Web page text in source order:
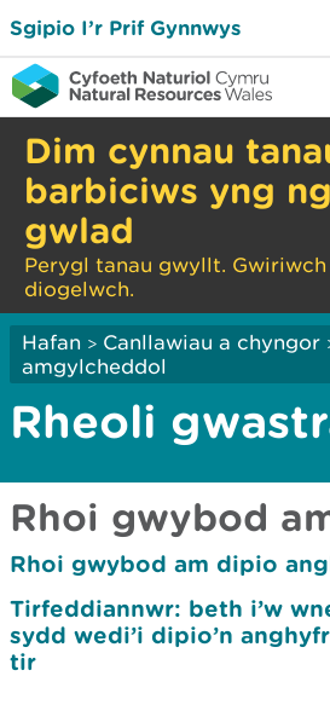
Sgipio I’r Prif Gynnwys
Dim cynnau
barbiciws yng
gwlad
Perygl tanau gwyllt.
diogelwch.
Hafan > Canllawiau a chyngor
amgylcheddol
Rheoli
Rhoi gwybod
Rhoi gwybod am dipio
Tirfeddiannwr: beth i’w
sydd wedi’i dipio’n
tir